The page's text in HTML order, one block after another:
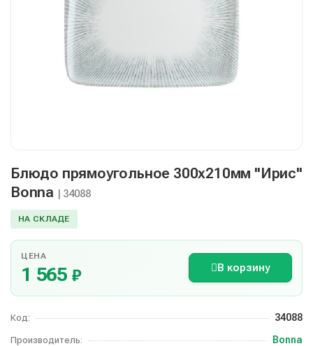
Блюдо прямоугольное 300х210мм "Ирис"
Bonna | 34088
НА СКЛАДЕ
ЦЕНА
1 565 ₽ В корзину
Код: 34088
Производитель: Bonna